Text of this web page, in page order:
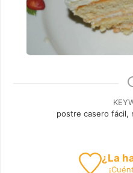
postre casero fácil,
¿La
¡